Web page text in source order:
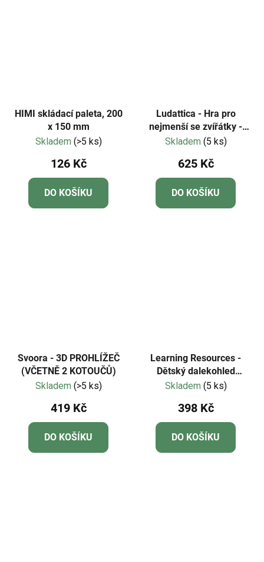
HIMI skládací paleta, 200
x 150 mm
Skladem (>5 ks)
126 Kč
DO KOŠÍKU
Ludattica - Hra pro
nejmenší se zvířátky -
Safari
Skladem (5 ks)
625 Kč
DO KOŠÍKU
Svoora - 3D PROHLÍŽEČ
(VČETNĚ 2 KOTOUČŮ)
Skladem (>5 ks)
419 Kč
DO KOŠÍKU
Learning Resources -
Dětský dalekohled
GeoSafari® Jr.
Skladem (5 ks)
398 Kč
DO KOŠÍKU